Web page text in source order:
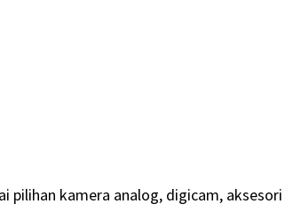
pilihan kamera analog, digicam, aksesori